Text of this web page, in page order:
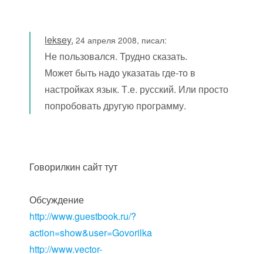
leksey,24 апреля 2008, писал:
Не пользовался. Трудно сказать.
Может быть надо указатаь где-то в
настройках язык. Т.е. русский. Или просто
попробовать другую программу.
Говорилкин сайт тут
Обсуждение
http://www.guestbook.ru/?
action=show&user=Govorilka
http://www.vector-